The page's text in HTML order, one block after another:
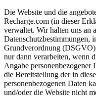
Die Website und die
Recharge.com (in dieser
verwaltet. Wir halten uns an
Datenschutzbestimmungen,
Grundverordnung
nur dann verarbeiten, wenn
Angabe
die Bereitstellung der in
personenbezogenen Daten
und/oder die Website nicht